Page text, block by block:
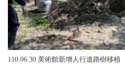
110.06.30 美術館新增人行道路樹移植